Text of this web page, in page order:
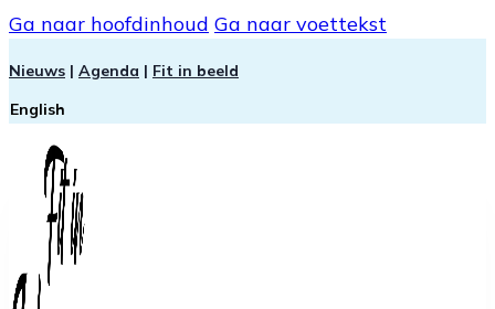
Ga naar hoofdinhoud Ga naar voettekst
Nieuws | Agenda | Fit in beeld
English